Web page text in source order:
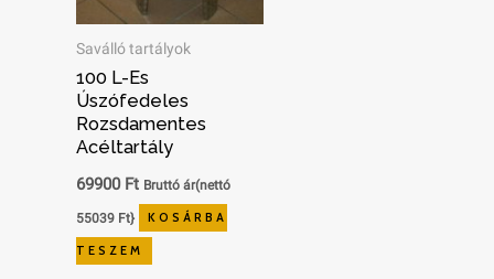
Saválló tartályok
100 L-Es
Úszófedeles
Rozsdamentes
Acéltartály
69900 Ft Bruttó ár(nettó
55039 Ft} KOSÁRBA
TESZEM